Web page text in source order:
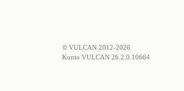
© VULCAN 2012-2026
Konto VULCAN 26.2.0.10664